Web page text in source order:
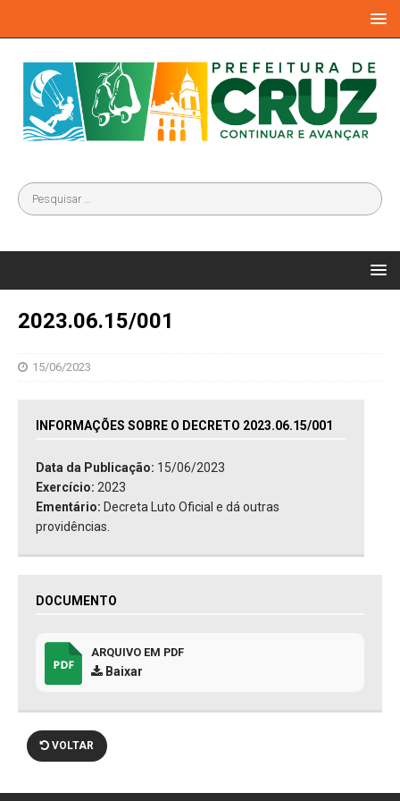
2023.06.15/001
15/06/2023
INFORMAÇÕES SOBRE O DECRETO 2023.06.15/001
Data da Publicação: 15/06/2023
Exercício: 2023
Ementário: Decreta Luto Oficial e dá outras
providências.
DOCUMENTO
ARQUIVO EM PDF
Baixar
VOLTAR